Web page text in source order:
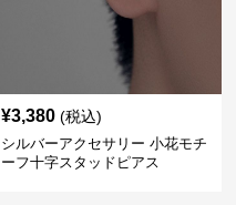
¥3,380 (税込)
シルバーアクセサリー 小花モチ
ーフ十字スタッドピアス